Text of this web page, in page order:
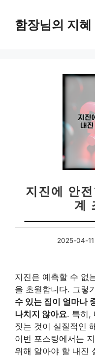
함장님의 지혜
지진에 안
계
2025-04-11
지진은 예측할 수 없
을 초월합니다. 그렇
수 있는 집이 얼마나
나치지 않아요. 특히,
짓는 것이 실질적인
이번 포스팅에서는
위해 알아야 할 내진